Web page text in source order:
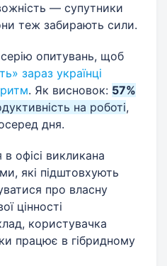
— супутники
теж забирають сили.
опитувань, щоб
зараз українці
. Як висновок: 57%
на роботі,
дня.
офісі викликана
які підштовхують
про власну
цінності
користувачка
працює в гібридному